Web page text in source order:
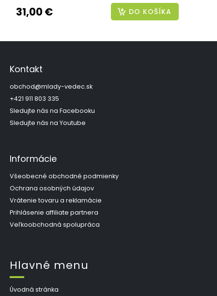
31,00 € DO KOŠÍKA
Kontakt
obchod@mlady-vedec.sk
+421 911 803 335
Sledujte nás na Facebooku
Sledujte nás na Youtube
Informácie
Všeobecné obchodné podmienky
Ochrana osobných údajov
Vrátenie tovaru a reklamácie
Prihlásenie affiliate partnera
Veľkoobchodná spolupráca
Hlavné menu
Úvodná stránka